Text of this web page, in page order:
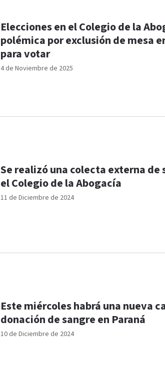
4 de Noviembre de 2025
Elecciones en el Colegio de la
polémica por exclusión de mesa
para votar
11 de Diciembre de 2024
Se realizó una colecta externa de
el Colegio de la Abogacía
10 de Diciembre de 2024
Este miércoles habrá una nueva
donación de sangre en Paraná